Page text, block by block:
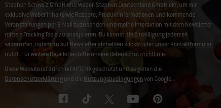
Stephen Schweiz GmbH und Weber-Stephen Deutschland GmbH ein, um mir
exklusive Weber Inhalte wie Rezepte, Produktinformationen und kommende
Veranstaltungen per E-Mail zuzusenden und meine Interaktion mit dem Newsletter
mittels Tracking Tools zu analysieren. Du kannst die Einwilligung jederzeit
widerrufen, indem du aufNewsletter abmelden klickst oder unserKontaktformular
nutzt. Für weitere Details lies bitte unsereDatenschutzrichtlinie.
Diese Website ist durch reCAPTCHA geschützt und es gelten die
Datenschutzerklärungund dieNutzungsbedingungenvon Google.